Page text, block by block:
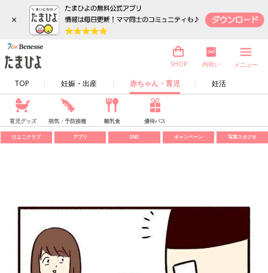
×
TOP 妊娠・出産 赤ちゃん・育児 妊活
SHOP 内祝い メニュー
育児グッズ 病気・予防接種 離乳食 優待パス
ひよこクラブ アプリ SNS キャンペーン 写真スタジオ